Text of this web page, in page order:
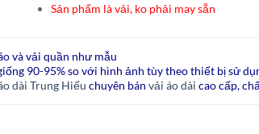
Sản phẩm là vải, ko phải may sẵn
và vải quần như mẫu
90-95% so với hình ảnh tùy theo thiết bị sử
dài Trung Hiếu chuyên bán vải áo dài cao cấp,